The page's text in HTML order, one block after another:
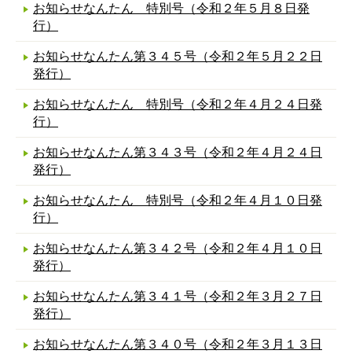
お知らせなんたん 特別号（令和２年５月８日発
行）
お知らせなんたん第３４５号（令和２年５月２２日
発行）
お知らせなんたん 特別号（令和２年４月２４日発
行）
お知らせなんたん第３４３号（令和２年４月２４日
発行）
お知らせなんたん 特別号（令和２年４月１０日発
行）
お知らせなんたん第３４２号（令和２年４月１０日
発行）
お知らせなんたん第３４１号（令和２年３月２７日
発行）
お知らせなんたん第３４０号（令和２年３月１３日